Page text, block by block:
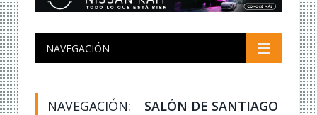
NAVEGACIÓN
NAVEGACIÓN: SALÓN DE SANTIAGO